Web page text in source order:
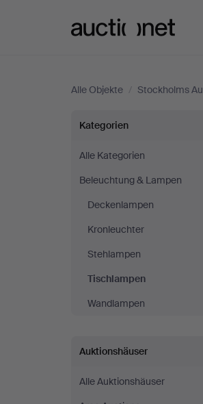
Alle Objekte / Stockholms
Tischlampen
bei
Stockholms
Auktionsverk
Düsseldorf/
Kategorien
Alle Kategorien
Beleuchtung & Lampen
Deckenlampen
Kronleuchter
Stehlampen
Tischlampen
Wandlampen
Auktionshäuser
Alle Auktionshäuser